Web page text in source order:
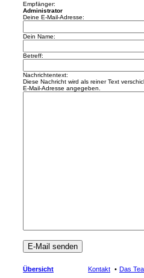
Empfänger:
Administrator
Deine E-Mail-Adresse:
Dein Name:
Betreff:
Nachrichtentext:
Diese Nachricht wird als reiner Text
E-Mail-Adresse angegeben.
Übersicht Das
Kontakt